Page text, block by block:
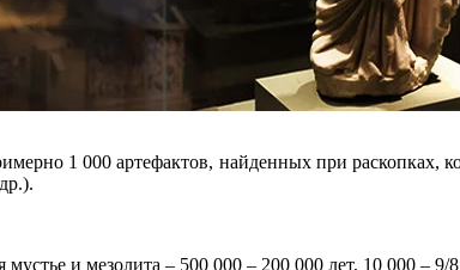
1 000 артефактов, найденных при
мустье и мезолита – 500 000 – 200 000 лет, 10 000